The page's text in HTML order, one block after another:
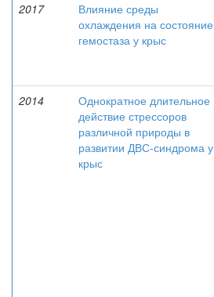
2017
Влияние среды
охлаждения на состояние
гемостаза у крыс
2014
Однократное длительное
действие стрессоров
различной природы в
развитии ДВС-синдрома у
крыс